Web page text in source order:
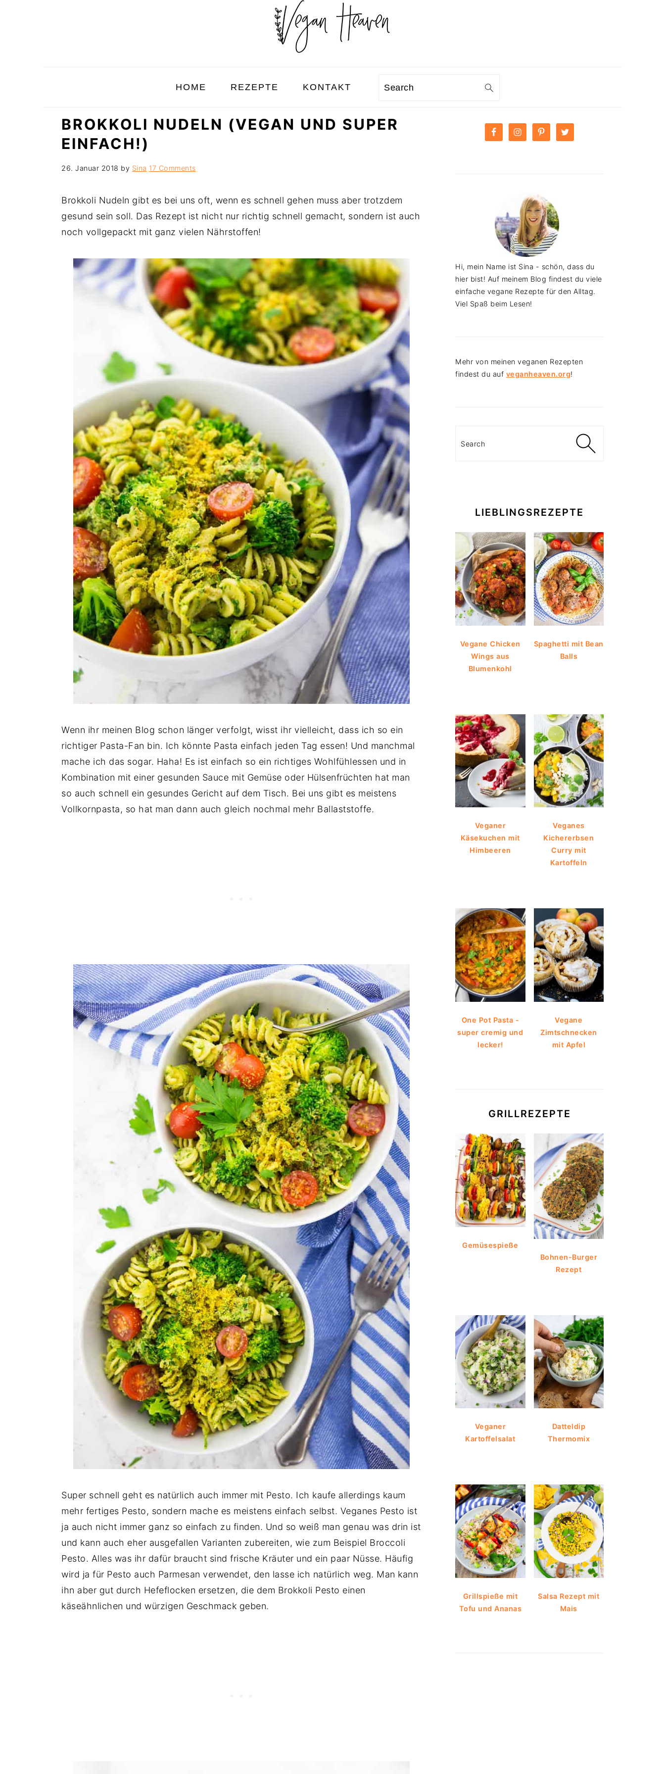
HOME REZEPTE KONTAKT Search
BROKKOLI NUDELN (VEGAN UND SUPER
EINFACH!)
26. Januar 2018 by Sina 17 Comments
Brokkoli Nudeln gibt es bei uns oft, wenn es schnell gehen muss aber trotzdem
gesund sein soll. Das Rezept ist nicht nur richtig schnell gemacht, sondern ist auch
noch vollgepackt mit ganz vielen Nährstoffen!
Wenn ihr meinen Blog schon länger verfolgt, wisst ihr vielleicht, dass ich so ein
richtiger Pasta-Fan bin. Ich könnte Pasta einfach jeden Tag essen! Und manchmal
mache ich das sogar. Haha! Es ist einfach so ein richtiges Wohlfühlessen und in
Kombination mit einer gesunden Sauce mit Gemüse oder Hülsenfrüchten hat man
so auch schnell ein gesundes Gericht auf dem Tisch. Bei uns gibt es meistens
Vollkornpasta, so hat man dann auch gleich nochmal mehr Ballaststoffe.
Super schnell geht es natürlich auch immer mit Pesto. Ich kaufe allerdings kaum
mehr fertiges Pesto, sondern mache es meistens einfach selbst. Veganes Pesto ist
ja auch nicht immer ganz so einfach zu finden. Und so weiß man genau was drin ist
und kann auch eher ausgefallen Varianten zubereiten, wie zum Beispiel Broccoli
Pesto. Alles was ihr dafür braucht sind frische Kräuter und ein paar Nüsse. Häufig
wird ja für Pesto auch Parmesan verwendet, den lasse ich natürlich weg. Man kann
ihn aber gut durch Hefeflocken ersetzen, die dem Brokkoli Pesto einen
käseähnlichen und würzigen Geschmack geben.
PRIMARY
SIDEBAR
Hi, mein Name ist Sina - schön, dass du
hier bist! Auf meinem Blog findest du viele
einfache vegane Rezepte für den Alltag.
Viel Spaß beim Lesen!
Mehr von meinen veganen Rezepten
findest du auf veganheaven.org!
LIEBLINGSREZEPTE
Vegane Chicken
Wings aus
Blumenkohl
Spaghetti mit Bean
Balls
Veganer
Käsekuchen mit
Himbeeren
Veganes
Kichererbsen
Curry mit
Kartoffeln
One Pot Pasta -
super cremig und
lecker!
Vegane
Zimtschnecken
mit Apfel
GRILLREZEPTE
Gemüsespieße
Bohnen-Burger
Rezept
Veganer
Kartoffelsalat
Datteldip
Thermomix
Grillspieße mit
Tofu und Ananas
Salsa Rezept mit
Mais